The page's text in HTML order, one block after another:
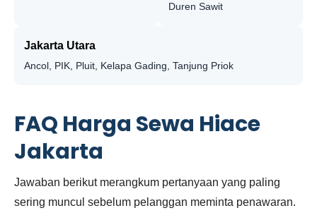
Duren Sawit
Jakarta Utara
Ancol, PIK, Pluit, Kelapa Gading, Tanjung Priok
FAQ Harga Sewa Hiace
Jakarta
Jawaban berikut merangkum pertanyaan yang paling
sering muncul sebelum pelanggan meminta penawaran.